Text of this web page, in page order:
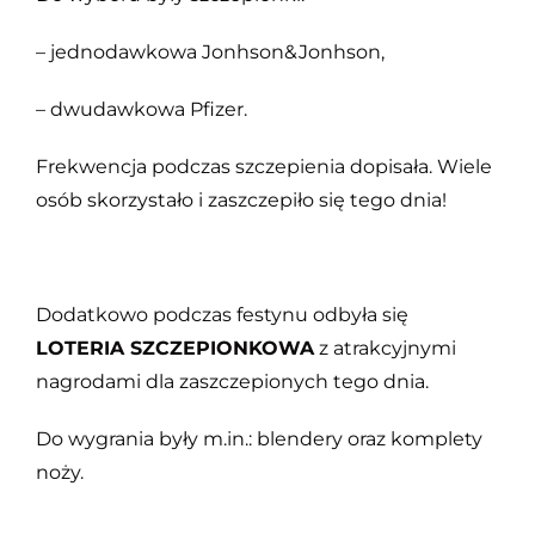
– jednodawkowa Jonhson&Jonhson,
– dwudawkowa Pfizer.
Frekwencja podczas szczepienia dopisała. Wiele
osób skorzystało i zaszczepiło się tego dnia!
Dodatkowo podczas festynu odbyła się
LOTERIA SZCZEPIONKOWAz atrakcyjnymi
nagrodami dla zaszczepionych tego dnia.
Do wygrania były m.in.: blendery oraz komplety
noży.